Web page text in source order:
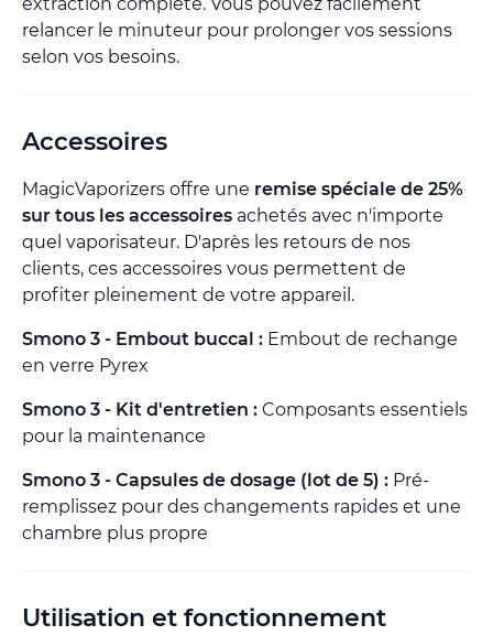
relancer le minuteur pour prolonger vos sessions
selon vos besoins.
Accessoires
MagicVaporizers offre une remise spéciale de 25%
sur tous les accessoires achetés avec n'importe
quel vaporisateur. D'après les retours de nos
clients, ces accessoires vous permettent de
profiter pleinement de votre appareil.
Smono 3 - Embout buccal : Embout de rechange
en verre Pyrex
Smono 3 - Kit d'entretien : Composants essentiels
pour la maintenance
Smono 3 - Capsules de dosage (lot de 5) : Pré-
remplissez pour des changements rapides et une
chambre plus propre
Utilisation et fonctionnement